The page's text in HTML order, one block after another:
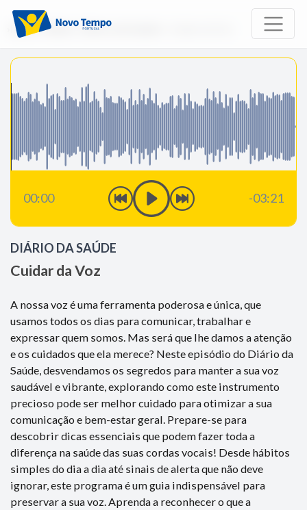
Início Rádio Diário da Saúde
00:00 -03:21
DIÁRIO DA SAÚDE
Cuidar da Voz
A nossa voz é uma ferramenta poderosa e única, que
usamos todos os dias para comunicar, trabalhar e
expressar quem somos. Mas será que lhe damos a atenção
e os cuidados que ela merece? Neste episódio do Diário da
Saúde, desvendamos os segredos para manter a sua voz
saudável e vibrante, explorando como este instrumento
precioso pode ser melhor cuidado para otimizar a sua
comunicação e bem-estar geral. Prepare-se para
descobrir dicas essenciais que podem fazer toda a
diferença na saúde das suas cordas vocais! Desde hábitos
simples do dia a dia até sinais de alerta que não deve
ignorar, este programa é um guia indispensável para
preservar a sua voz. Aprenda a reconhecer o que a